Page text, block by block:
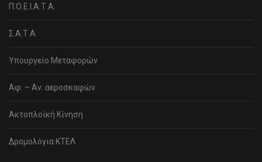
Π.Ο.Ε.Ι.Α.Τ.Α.
Σ.Α.Τ.Α
Υπουργείο Μεταφορών
Αφ. – Αν. αεροσκαφών
Ακτοπλοϊκή Κίνηση
Δρομολόγια ΚΤΕΛ